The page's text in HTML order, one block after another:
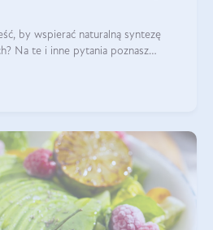
by wspierać naturalną syntezę
Na te i inne pytania poznasz